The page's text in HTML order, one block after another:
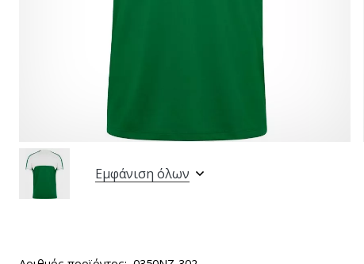
Εμφάνιση όλων